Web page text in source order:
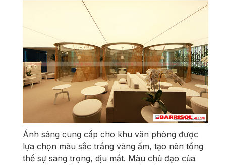
Ánh sáng cung cấp cho khu văn phòng được
lựa chọn màu sắc trắng vàng ấm, tạo nên tổng
thể sự sang trọng, dịu mắt. Màu chủ đạo của